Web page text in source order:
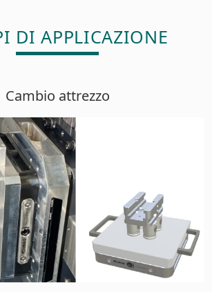
DI APPLICAZIONE
Cambio attrezzo